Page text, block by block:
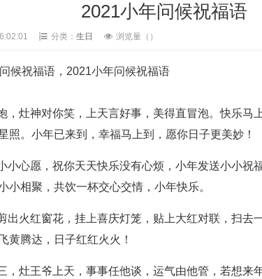
2021小年问候祝福语
分类： 生日 浏览量（ ）
候祝福语，2021小年问候祝福语
，灶神对你笑，上天言好事，美得直冒泡。快乐马
照。小年已来到，幸福马上到，愿你日子更美妙！
小心愿，祝你天天快乐没有心烦，小年发送小小祝
小相聚，共饮一杯交心交情，小年快乐。
出火红窗花，挂上喜庆灯笼，贴上大红对联，扫去
黄腾达，日子红红火火！
，灶王爷上天，事事任他谈，运气由他管，若想来